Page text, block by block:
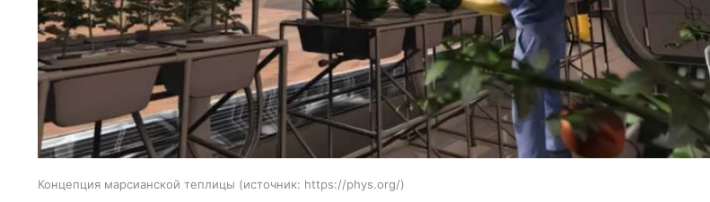
Концепция марсианской теплицы источник: https://phys.org/